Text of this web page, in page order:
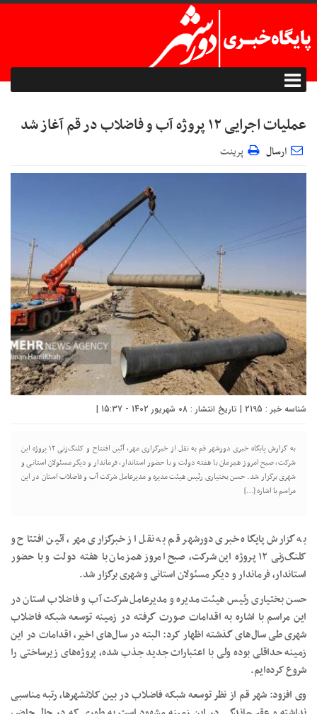
عملیات اجرایی ۱۲ پروژه آب و فاضلاب در قم آغاز شد
ارسال پرینت
شناسه خبر : 2195 | تاریخ انتشار : 08 شهریور 1402 - 15:37 |
به گزارش پایگاه خبری دورشهر قم به نقل از خبرگزاری مهر، آئین افتتاح و کلنگ‌زنی ۱۲ پروژه این
شرکت، صبح امروز همزمان با هفته دولت و با حضور استاندار، فرماندار و دیگر مسئولان استانی و
شهری برگزار شد. حسن بختیاری رئیس هیئت مدیره و مدیرعامل شرکت آب و فاضلاب استان در این
مراسم با اشاره […]
به گزارش پایگاه خبری دورشهر قم به نقل از خبرگزاری مهر، آئین افتتاح و
کلنگ‌زنی ۱۲ پروژه این شرکت، صبح امروز همزمان با هفته دولت و با حضور
استاندار، فرماندار و دیگر مسئولان استانی و شهری برگزار شد.
حسن بختیاری رئیس هیئت مدیره و مدیرعامل شرکت آب و فاضلاب استان در
این مراسم با اشاره به اقدامات صورت گرفته در زمینه توسعه شبکه فاضلاب
شهری طی سال‌های گذشته اظهار کرد: البته در سال‌های اخیر، اقدامات در این
زمینه حداقلی بوده ولی با اعتبارات جدید جذب شده، پروژه‌های زیرساختی را
شروع کرده‌ایم.
وی افزود: شهر قم از نظر توسعه شبکه فاضلاب در بین کلانشهرها، رتبه مناسبی